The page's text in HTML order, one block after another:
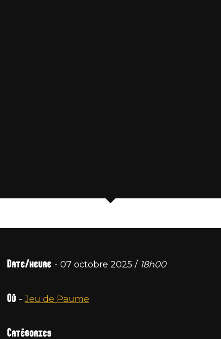
Date/heure - 07 octobre 2025 / 18h00
Où - Jeu de Paume
Catégories :